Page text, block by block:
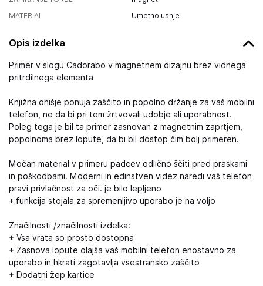
MATERIAL
Umetno usnje
Opis izdelka
Primer v slogu Cadorabo v magnetnem dizajnu brez vidnega
pritrdilnega elementa
Knjižna ohišje ponuja zaščito in popolno držanje za vaš mobilni
telefon, ne da bi pri tem žrtvovali udobje ali uporabnost.
Poleg tega je bil ta primer zasnovan z magnetnim zaprtjem,
popolnoma brez lopute, da bi bil dostop čim bolj primeren.
Močan material v primeru padcev odlično ščiti pred praskami
in poškodbami. Moderni in edinstven videz naredi vaš telefon
pravi privlačnost za oči. je bilo lepljeno
+ funkcija stojala za spremenljivo uporabo je na voljo
Značilnosti /značilnosti izdelka:
+ Vsa vrata so prosto dostopna
+ Zasnova lopute olajša vaš mobilni telefon enostavno za
uporabo in hkrati zagotavlja vsestransko zaščito
+ Dodatni žep kartice